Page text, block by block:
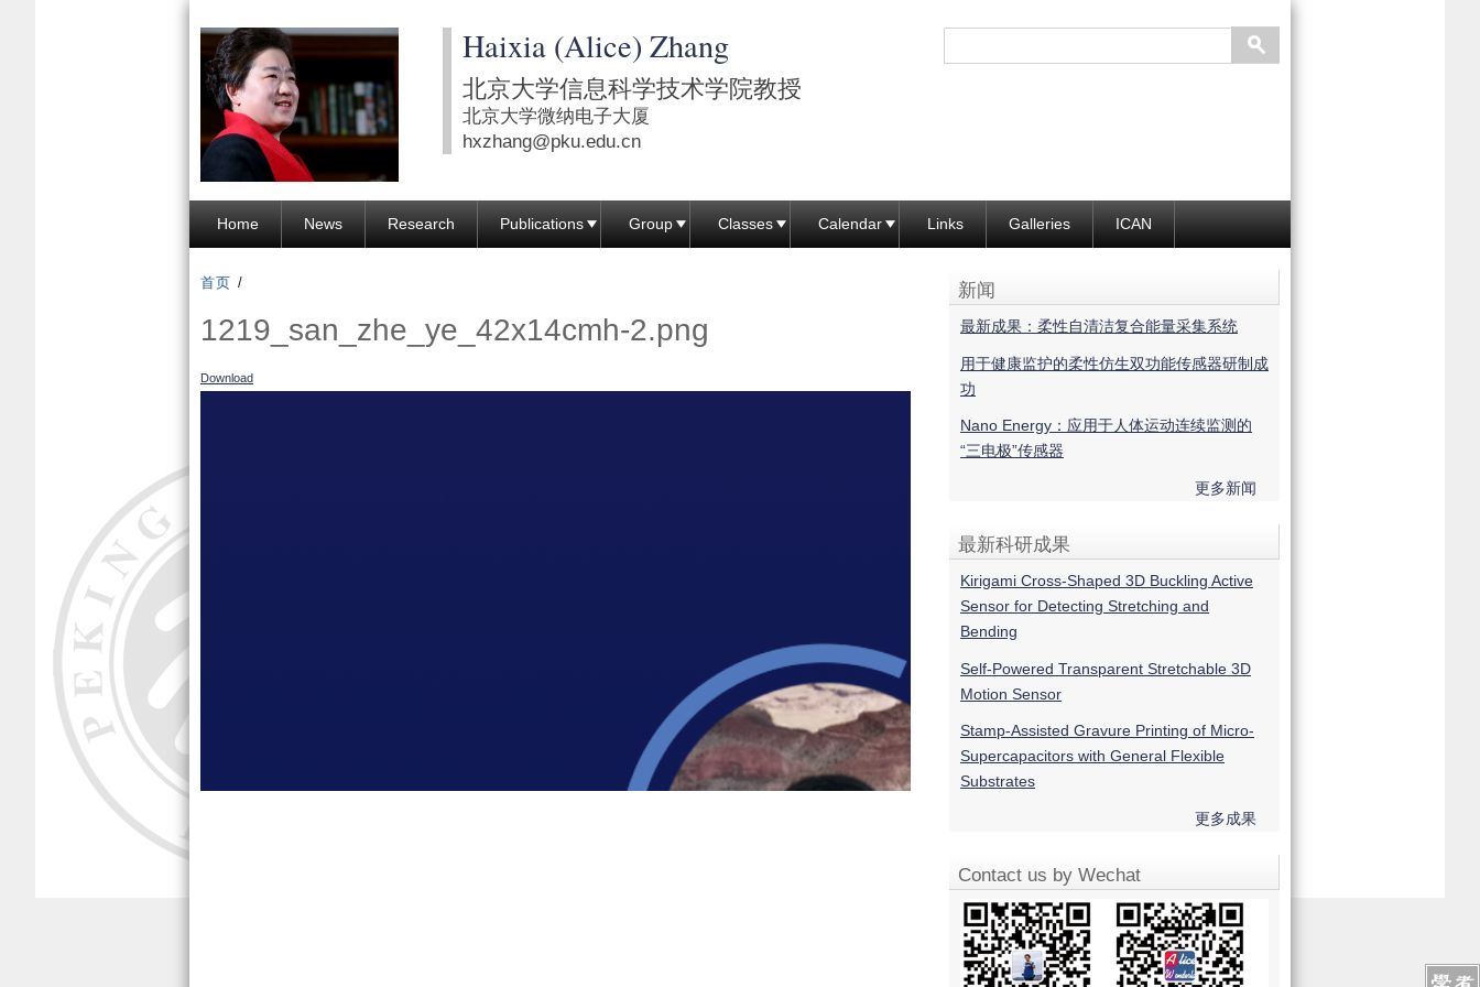
转
到
页
主
要
部
Haixia (Alice) Zhang
北京大学信息科学技术学院教授
北京大学微纳电子大厦
hxzhang@pku.edu.cn
Home News Research Publications Group Classes Calendar Links Galleries ICAN
首页 /
1219_san_zhe_ye_42x14cmh-2.png
Download
新闻
最新成果：柔性自清洁复合能量采集系统
用于健康监护的柔性仿生双功能传感器研制成
功
Nano Energy：应用于人体运动连续监测的
“三电极”传感器
更多新闻
最新科研成果
Kirigami Cross-Shaped 3D Buckling Active
Sensor for Detecting Stretching and
Bending
Self-Powered Transparent Stretchable 3D
Motion Sensor
Stamp-Assisted Gravure Printing of Micro-
Supercapacitors with General Flexible
Substrates
更多成果
Contact us by Wechat
e
r
_